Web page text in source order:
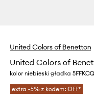
United Colors of Benetton
United Colors of
kolor niebieski gładka
extra -5% z kodem: OFF*